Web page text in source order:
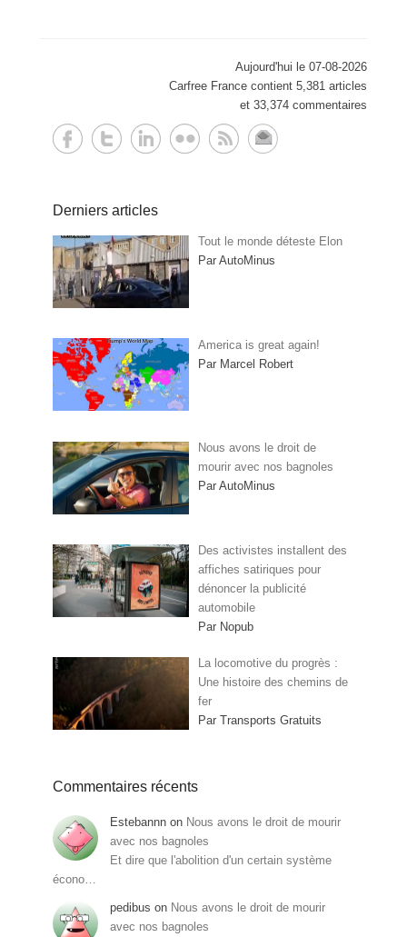
Aujourd'hui le 07-08-2026
Carfree France contient 5,381 articles
et 33,374 commentaires
Derniers articles
Tout le monde déteste Elon
Par AutoMinus
America is great again!
Par Marcel Robert
Nous avons le droit de
mourir avec nos bagnoles
Par AutoMinus
Des activistes installent des
affiches satiriques pour
dénoncer la publicité
automobile
Par Nopub
La locomotive du progrès :
Une histoire des chemins de
fer
Par Transports Gratuits
Commentaires récents
Estebannn on Nous avons le droit de mourir
avec nos bagnoles
Et dire que l'abolition d'un certain système
écono…
pedibus on Nous avons le droit de mourir
avec nos bagnoles